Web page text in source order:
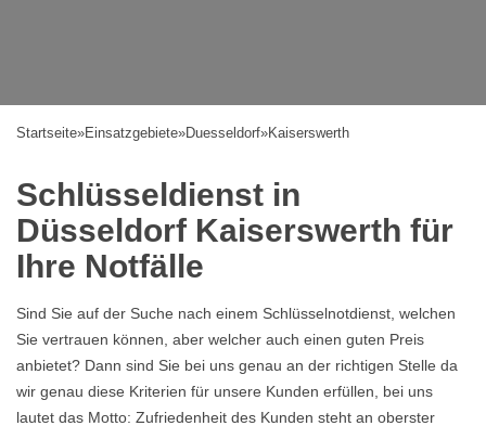
Startseite»Einsatzgebiete»Duesseldorf»Kaiserswerth
Schlüsseldienst in
Düsseldorf Kaiserswerth für
Ihre Notfälle
Sind Sie auf der Suche nach einem Schlüsselnotdienst, welchen
Sie vertrauen können, aber welcher auch einen guten Preis
anbietet? Dann sind Sie bei uns genau an der richtigen Stelle da
wir genau diese Kriterien für unsere Kunden erfüllen, bei uns
lautet das Motto: Zufriedenheit des Kunden steht an oberster